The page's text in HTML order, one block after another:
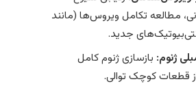
تکامل ویروس‌ها (مانند
جدید.
بازسازی ژنوم کامل
کوچک توالی.